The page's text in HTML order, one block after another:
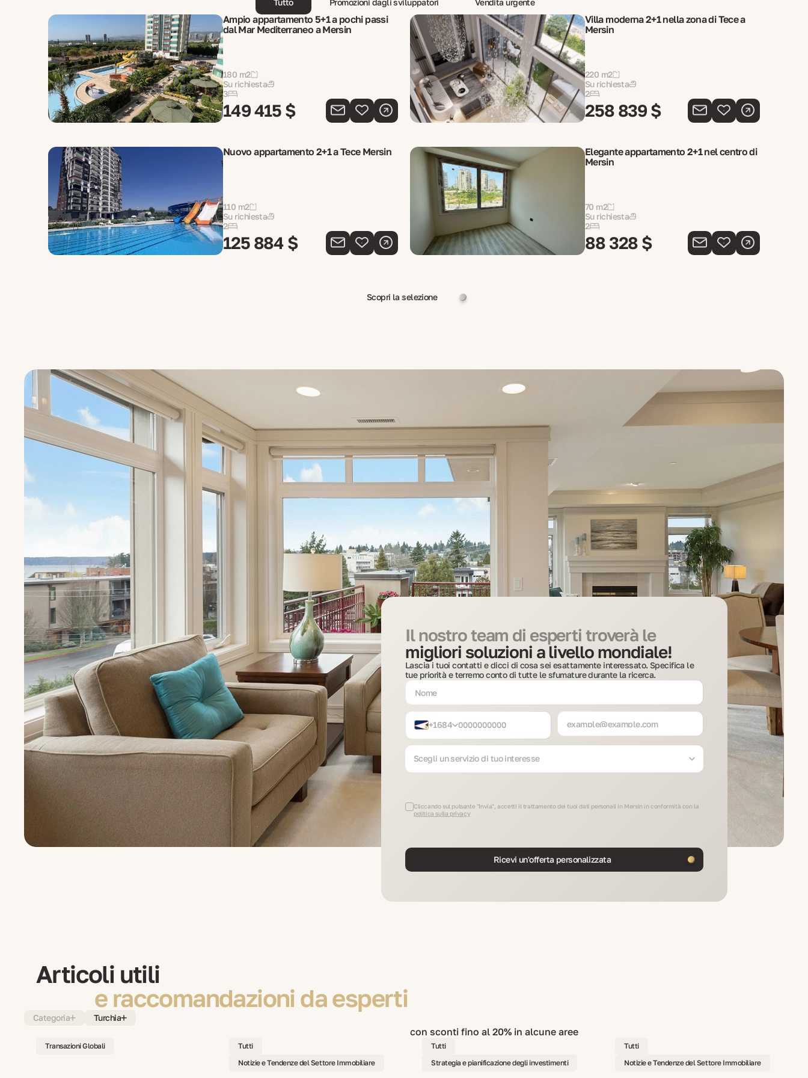
Tutto Promozioni dagli sviluppatori Vendita urgente
Ampio appartamento 5+1 a pochi passi
dal Mar Mediterraneo a Mersin
180 m2
Su richiesta
3
149 415 $
Villa moderna 2+1 nella zona di Tece a
Mersin
220 m2
Su richiesta
2
258 839 $
Nuovo appartamento 2+1 a Tece Mersin
110 m2
Su richiesta
2
125 884 $
Elegante appartamento 2+1 nel centro di
Mersin
70 m2
Su richiesta
2
88 328 $
Scopri la selezione
Il nostro team di esperti troverà le
migliori soluzioni a livello mondiale!
Lascia i tuoi contatti e dicci di cosa sei esattamente interessato. Specifica le
tue priorità e terremo conto di tutte le sfumature durante la ricerca.
+1684
Scegli un servizio di tuo interesse
Cliccando sul pulsante "Invia", accetti il trattamento dei tuoi dati personali in Mersin in conformità con la
politica sulla privacy
Ricevi un'offerta personalizzata
Articoli utili
e raccomandazioni da esperti
Categoria Turchia
Transazioni Globali
Tutti
Notizie e Tendenze del Settore Immobiliare
Tutti
Strategia e pianificazione degli investimenti
Tutti
Notizie e Tendenze del Settore Immobiliare